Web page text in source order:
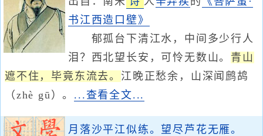
书江西造口壁》
郁孤台下清江水，中间多少行人
泪？西北望长安，可怜无数山。 青山
遮不住，毕竟东流去。 江晚正愁余，山深闻鹧鸪
（zhè gū）。 ...查看全文...
月落沙平江似练。望尽芦花无雁。